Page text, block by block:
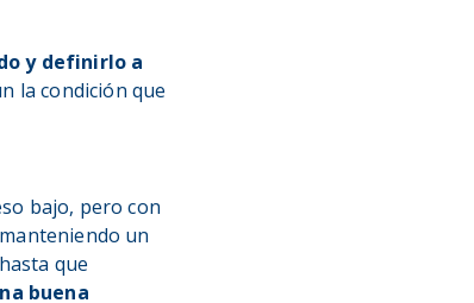
y definirlo a
la condición que
bajo, pero con
un
que
buena